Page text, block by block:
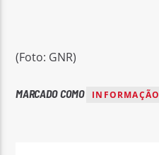
(Foto: GNR)
MARCADO COMO INFORMAÇÃO